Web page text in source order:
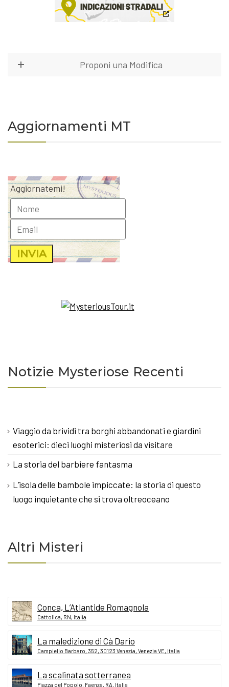
Proponi una Modifica
Aggiornamenti MT
Aggiornatemi!
Notizie Mysteriose Recenti
Viaggio da brividi tra borghi abbandonati e giardini
esoterici: dieci luoghi misteriosi da visitare
La storia del barbiere fantasma
L’isola delle bambole impiccate: la storia di questo
luogo inquietante che si trova oltreoceano
Altri Misteri
Conca, L’Atlantide Romagnola
Cattolica, RN, Italia
La maledizione di Cà Dario
Campiello Barbaro, 352, 30123 Venezia, Venezia VE, Italia
La scalinata sotterranea
Piazza del Popolo, Faenza, RA, Italia